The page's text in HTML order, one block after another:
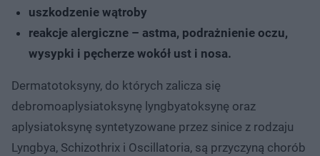
uszkodzenie wątroby
reakcje alergiczne – astma, podrażnienie oczu,
wysypki i pęcherze wokół ust i nosa.
Dermatotoksyny, do których zalicza się
debromoaplysiatoksynę lyngbyatoksynę oraz
aplysiatoksynę syntetyzowane przez sinice z rodzaju
Lyngbya, Schizothrix i Oscillatoria, są przyczyną chorób